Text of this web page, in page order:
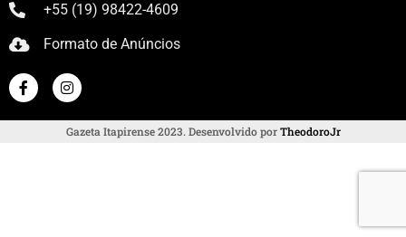
+55 (19) 98422-4609
Formato de Anúncios
Gazeta Itapirense 2023. Desenvolvido porTheodoroJr